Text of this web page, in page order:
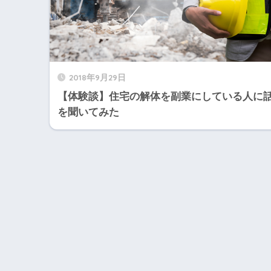
2018年9月29日
【体験談】住宅の解体を副業にしている人に
を聞いてみた